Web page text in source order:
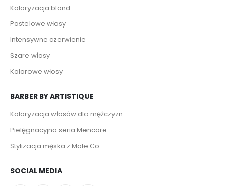
Koloryzacja blond
Pastelowe włosy
Intensywne czerwienie
Szare włosy
Kolorowe włosy
BARBER BY ARTISTIQUE
Koloryzacja włosów dla mężczyzn
Pielęgnacyjna seria Mencare
Stylizacja męska z Male Co.
SOCIAL MEDIA